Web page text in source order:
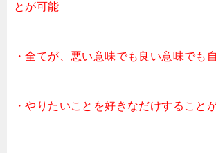
とが可能
・全てが、悪い意味でも良い意味でも
・やりたいことを好きなだけすること